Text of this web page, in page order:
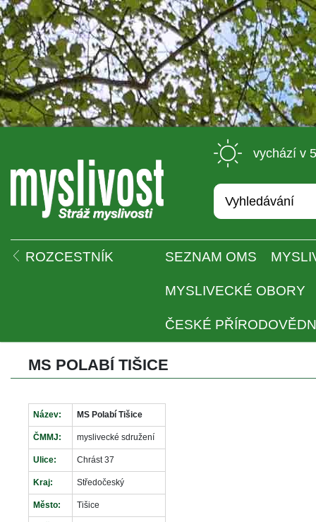
vychází v
ROZCESTNÍK SEZNAM OMS
MYSLIVECKÉ OBORY
ČESKÉ
MS POLABÍ TIŠICE
Název: MS Polabí Tišice
ČMMJ: myslivecké sdružení
Ulice: Chrást 37
Kraj: Středočeský
Město: Tišice